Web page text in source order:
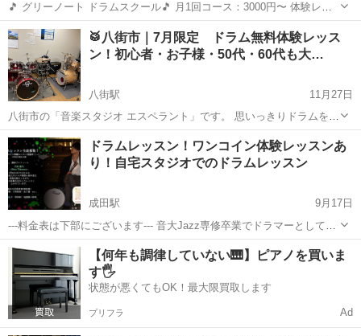
🎵 グリーノート ドラムスクール🎵 月1回コース：3000円〜 体験レッ
スン：0円 お問い合わせはメッセージかHPへアクセスして下さい
https://grinnote-chiba.jimdosite.com/
千葉 市川市 本八幡駅 ドラム レッスン
🥁八街市｜7月限定 ドラム無料体験レッス
ン！初心者・お子様・50代・60代も大…
八街駅
11月27日
八街市の「音楽スタジオ エスペラント」です。 思いっきりドラムを叩
いてみたい！！ バンドやっているがもっと上手くなりたい！ 初めての
方から中上級者までお気軽にどうぞ！！ 7月の無料体験レッスン可能
日 2026年7月8...
千葉 八街市 八街駅 ドラム レッスン
ドラムレッスン！ワンコイン体験レッスンあ
り！自宅スタジオでのドラムレッスン
成田駅
9月17日
---料金表は下部にございます--- 音大Jazz専修卒業でドラマーとして活
動中です。 自宅のレッスン環境を整えたので生徒さんを募集中でござ
ドを組...
千葉 成田市 成田駅 ドラム レッスン
【何年も調律していない🎹】ピアノを買いま
す🖐️
状態が悪くてもOK！最大限買取します
プリフラ Ad